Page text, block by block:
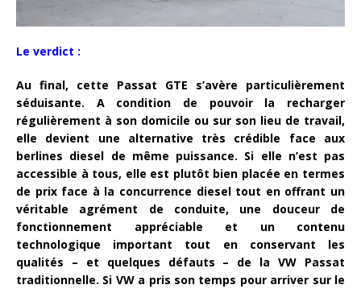
Le verdict :
Au final, cette Passat GTE s’avère particulièrement
séduisante. A condition de pouvoir la recharger
régulièrement à son domicile ou sur son lieu de travail,
elle devient une alternative très crédible face aux
berlines diesel de même puissance. Si elle n’est pas
accessible à tous, elle est plutôt bien placée en termes
de prix face à la concurrence diesel tout en offrant un
véritable agrément de conduite, une douceur de
fonctionnement appréciable et un contenu
technologique important tout en conservant les
qualités – et quelques défauts – de la VW Passat
traditionnelle. Si VW a pris son temps pour arriver sur le